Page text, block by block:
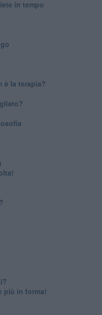
in tempo
è la terapia?
più in forma!